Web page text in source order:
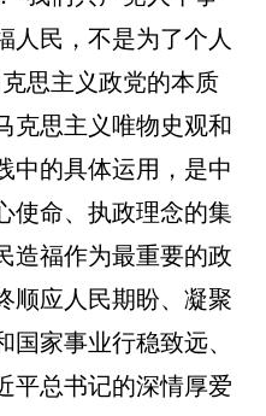
人民，不是为了个人
思主义政党的本质
克思主义唯物史观和
中的具体运用，是中
使命、执政理念的集
造福作为最重要的政
顺应人民期盼、凝聚
国家事业行稳致远、
平总书记的深情厚爱